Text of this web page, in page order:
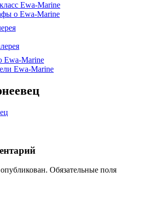
Ewa-Marine
о Ewa-Marine
Ewa-Marine
Ewa-Marine
Обязательные поля